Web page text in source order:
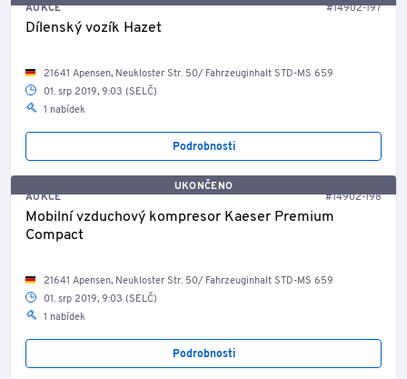
AUKCE
#14902-197
Dílenský vozík Hazet
21641 Apensen, Neukloster Str. 50/ Fahrzeuginhalt STD-MS 659
01. srp 2019, 9:03 (SELČ)
1 nabídek
Podrobnosti
UKONČENO
AUKCE
#14902-198
Mobilní vzduchový kompresor Kaeser Premium
Compact
21641 Apensen, Neukloster Str. 50/ Fahrzeuginhalt STD-MS 659
01. srp 2019, 9:03 (SELČ)
1 nabídek
Podrobnosti